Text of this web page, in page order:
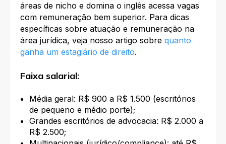
áreas de nicho e domina o inglês acessa vagas
com remuneração bem superior. Para dicas
específicas sobre atuação e remuneração na
área jurídica, veja nosso artigo sobre quanto
ganha um estagiário de direito.
Faixa salarial:
Média geral: R$ 900 a R$ 1.500 (escritórios
de pequeno e médio porte);
Grandes escritórios de advocacia: R$ 2.000 a
R$ 2.500;